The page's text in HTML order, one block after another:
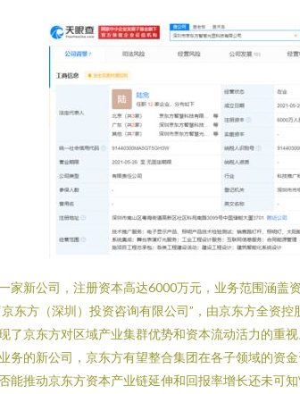
家新公司，注册资本高达6000万元，业务范围涵
东方（深圳）投资咨询有限公司”，由京东方全资
了京东方对区域产业集群优势和资本流动活力的
务的新公司，京东方有望整合集团在各子领域的
能推动京东方资本产业链延伸和回报率增长还未可